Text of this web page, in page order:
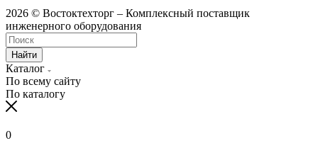
2026 © Востоктехторг – Комплексный поставщик
инженерного оборудования
Найти
Каталог
По всему сайту
По каталогу
0